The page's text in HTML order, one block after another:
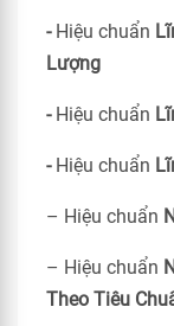
- Hiệu chuẩn
Lượng
- Hiệu chuẩn
-Hiệu chuẩn
– Hiệu chuẩn
– Hiệu chuẩn
Theo Tiêu